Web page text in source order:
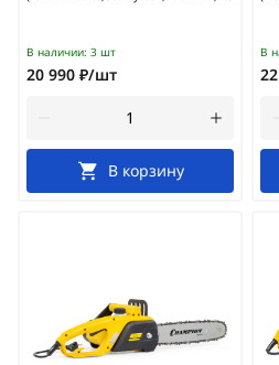
В наличии: 3 шт
20 990 ₽/шт
В корзину
В